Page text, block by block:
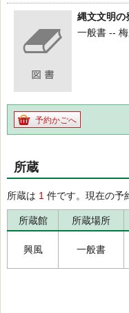
縄文文明の
一般書 --
予約かごへ
所蔵
所蔵は 1 件です。現在の予
所蔵館 所蔵場所
興風 一般書